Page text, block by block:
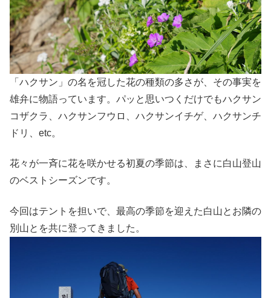
「ハクサン」の名を冠した花の種類の多さが、その事実を
雄弁に物語っています。パッと思いつくだけでもハクサン
コザクラ、ハクサンフウロ、ハクサンイチゲ、ハクサンチ
ドリ、etc。
花々が一斉に花を咲かせる初夏の季節は、まさに白山登山
のベストシーズンです。
今回はテントを担いで、最高の季節を迎えた白山とお隣の
別山とを共に登ってきました。